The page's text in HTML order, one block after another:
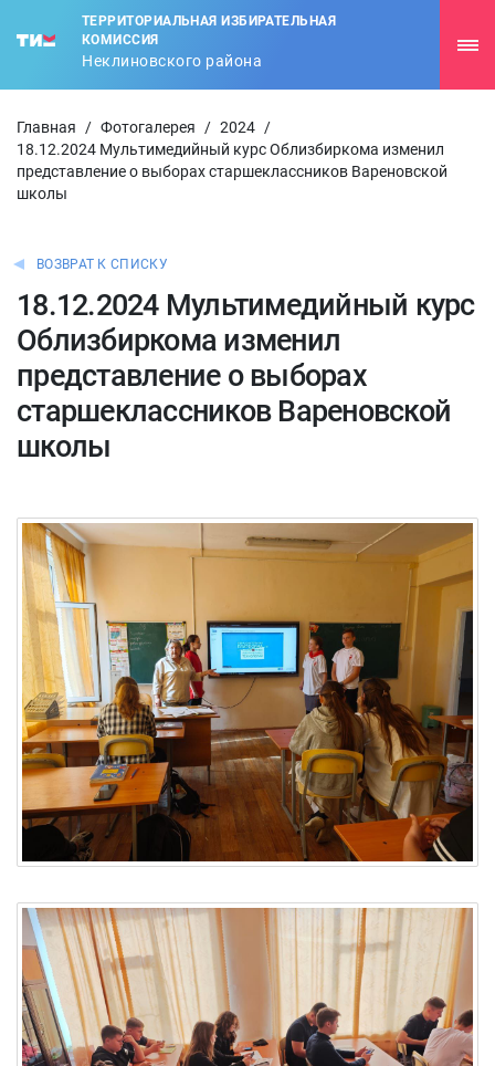
ТЕРРИТОРИАЛЬНАЯ ИЗБИРАТЕЛЬНАЯ
КОМИССИЯ
Неклиновского района
Главная / Фотогалерея / 2024 /
18.12.2024 Мультимедийный курс Облизбиркома изменил
представление о выборах старшеклассников Вареновской
школы
ВОЗВРАТ К СПИСКУ
18.12.2024 Мультимедийный курс
Облизбиркома изменил
представление о выборах
старшеклассников Вареновской
школы